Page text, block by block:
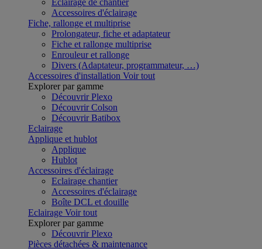
Eclairage de chantier
Accessoires d'éclairage
Fiche, rallonge et multiprise
Prolongateur, fiche et adaptateur
Fiche et rallonge multiprise
Enrouleur et rallonge
Divers (Adaptateur, programmateur, …)
Accessoires d'installation Voir tout
Explorer par gamme
Découvrir Plexo
Découvrir Colson
Découvrir Batibox
Eclairage
Applique et hublot
Applique
Hublot
Accessoires d'éclairage
Eclairage chantier
Accessoires d'éclairage
Boîte DCL et douille
Eclairage Voir tout
Explorer par gamme
Découvrir Plexo
Pièces détachées & maintenance